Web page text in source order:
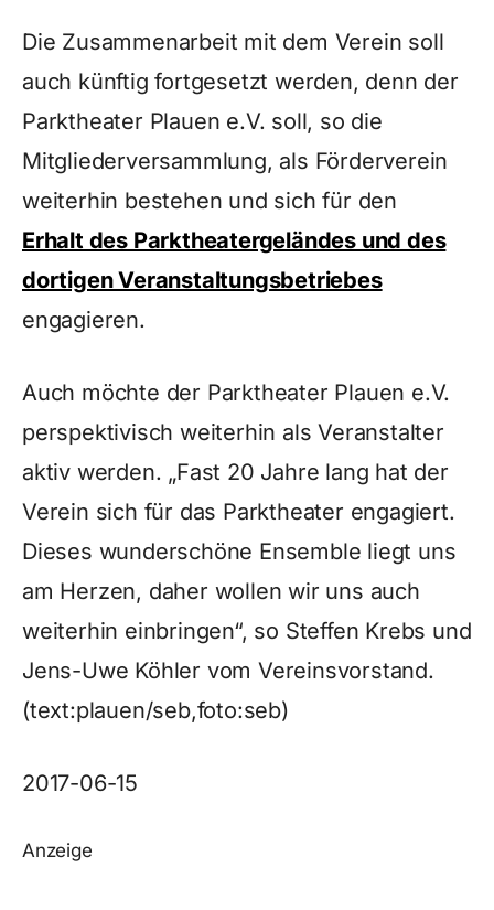
Die Zusammenarbeit mit dem Verein soll
auch künftig fortgesetzt werden, denn der
Parktheater Plauen e.V. soll, so die
Mitgliederversammlung, als Förderverein
weiterhin bestehen und sich für den
Erhalt des Parktheatergeländes und des
dortigen Veranstaltungsbetriebes
engagieren.
Auch möchte der Parktheater Plauen e.V.
perspektivisch weiterhin als Veranstalter
aktiv werden. „Fast 20 Jahre lang hat der
Verein sich für das Parktheater engagiert.
Dieses wunderschöne Ensemble liegt uns
am Herzen, daher wollen wir uns auch
weiterhin einbringen“, so Steffen Krebs und
Jens-Uwe Köhler vom Vereinsvorstand.
(text:plauen/seb,foto:seb)
2017-06-15
Anzeige